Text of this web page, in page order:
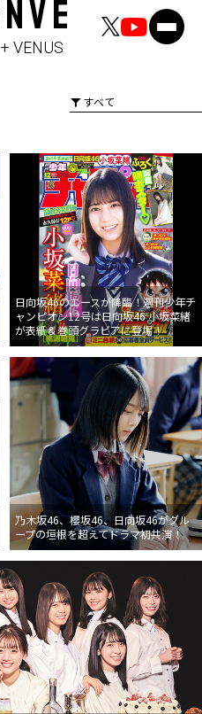
VENUS
日向坂46のエースが降臨！週刊少年チ
ャンピオン12号は日向坂46 小坂菜緒
が表紙＆巻頭グラビアに登場！
乃木坂46、櫻坂46、日向坂46がグル
ープの垣根を超えてドラマ初共演！